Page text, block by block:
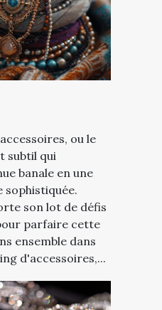
ou le
subtil qui
banale en une
sophistiquée.
son lot de défis
parfaire cette
ensemble dans
d'accessoires,...